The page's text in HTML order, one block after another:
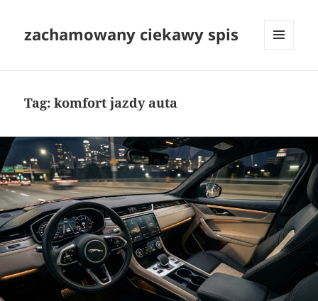
zachamowany ciekawy spis
Tag:komfort jazdy auta